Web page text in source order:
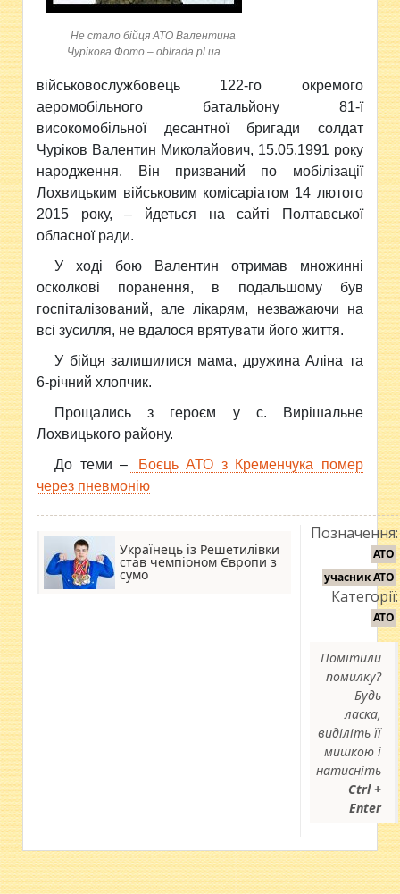
Не стало бійця АТО Валентина
Чурікова.Фото – oblrada.pl.ua
військовослужбовець 122-го окремого
аеромобільного батальйону 81-ї
високомобільної десантної бригади солдат
Чуріков Валентин Миколайович, 15.05.1991 року
народження. Він призваний по мобілізації
Лохвицьким військовим комісаріатом 14 лютого
2015 року, – йдеться на сайті Полтавської
обласної ради.
У ході бою Валентин отримав множинні
осколкові поранення, в подальшому був
госпіталізований, але лікарям, незважаючи на
всі зусилля, не вдалося врятувати його життя.
У бійця залишилися мама, дружина Аліна та
6-річний хлопчик.
Прощались з героєм у с. Вирішальне
Лохвицького району.
До теми –
Боєць АТО з Кременчука помер
через пневмонію
Українець із Решетилівки
став чемпіоном Європи з
сумо
Позначення:
АТО
учасник АТО
Категорії:
АТО
Помітили
помилку?
Будь
ласка,
виділіть її
мишкою і
натисніть
Ctrl +
Enter